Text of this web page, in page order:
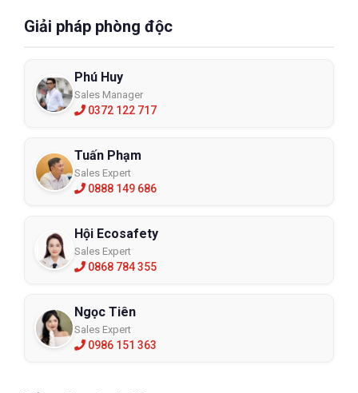
Giải pháp phòng độc
Phú Huy
Sales Manager
0372 122 717
Tuấn Phạm
Sales Expert
0888 149 686
Hội Ecosafety
Sales Expert
0868 784 355
Ngọc Tiên
Sales Expert
0986 151 363